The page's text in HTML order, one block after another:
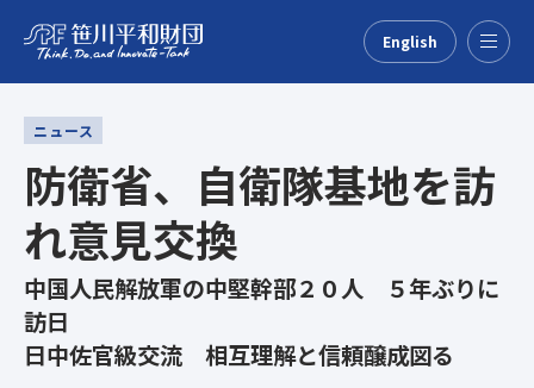
English
ニュース
防衛省、自衛隊基地を訪
れ意見交換
中国人民解放軍の中堅幹部２０人 ５年ぶりに
訪日
日中佐官級交流 相互理解と信頼醸成図る